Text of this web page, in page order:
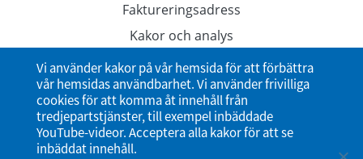
Faktureringsadress
Kakor och analys
Dataskyddsbeskrivningar
Tillgänglighetsutlåtande
Vi använder kakor på vår hemsida för att förbättra
vår hemsidas användbarhet. Vi använder frivilliga
cookies för att komma åt innehåll från
tredjepartstjänster, till exempel inbäddade
YouTube-videor. Acceptera alla kakor för att se
inbäddat innehåll.